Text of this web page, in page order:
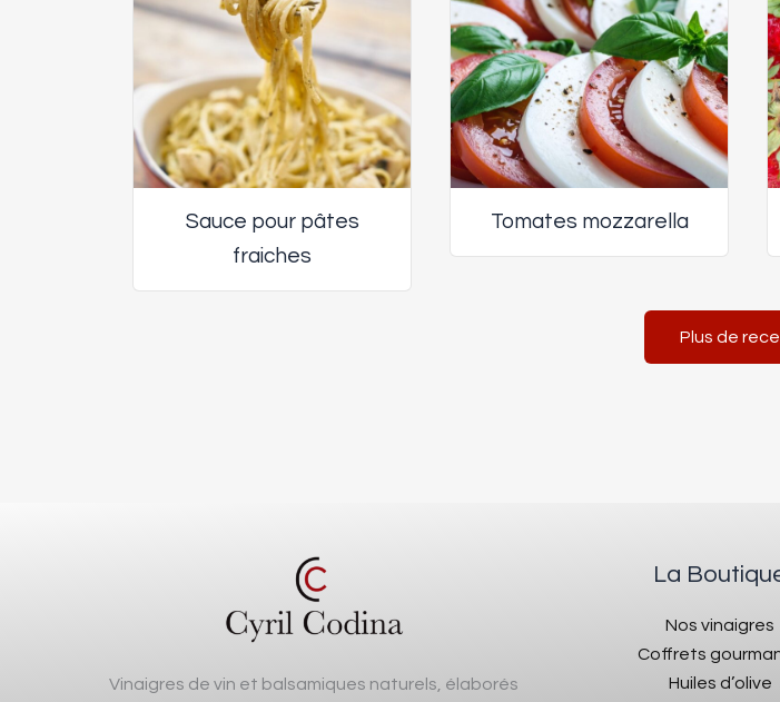
Sauce pour pâtes
fraiches
Tomates mozzarella
Plus de
Vinaigres de vin et balsamiques naturels, élaborés
La
Nos vinaigres
Coffrets
Huiles d’olive